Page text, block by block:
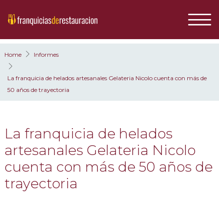
Home Informes
La franquicia de helados artesanales Gelateria Nicolo cuenta con más de
50 años de trayectoria
La franquicia de helados
artesanales Gelateria Nicolo
cuenta con más de 50 años de
trayectoria